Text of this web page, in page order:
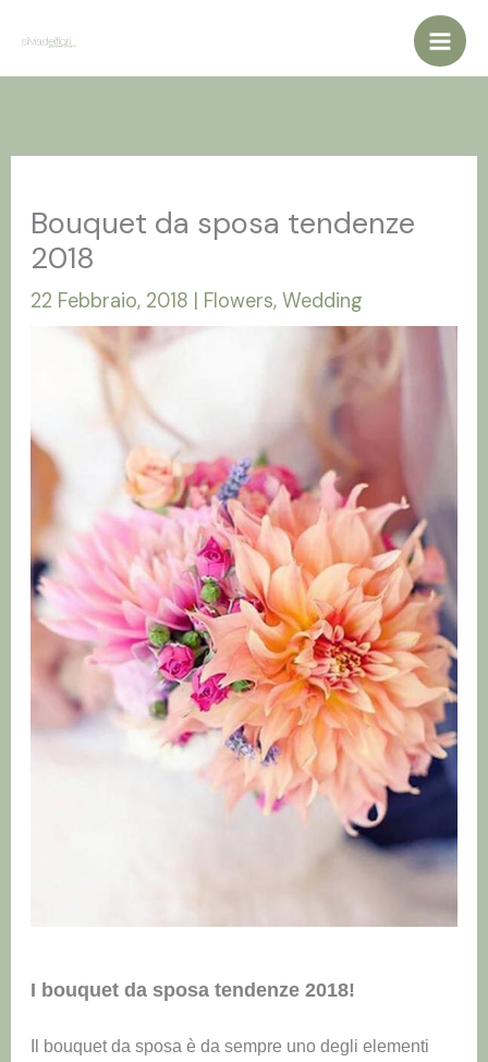
contenuto
Bouquet da sposa tendenze
2018
22 Febbraio, 2018 | Flowers,Wedding
I bouquet da sposa tendenze 2018!
Il bouquet da sposa è da sempre uno degli elementi